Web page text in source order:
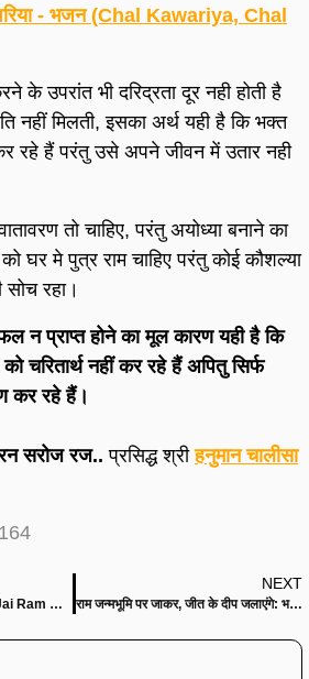
- भजन (Chal Kawariya, Chal
के उपरांत भी दरिद्रता दूर नही होती है
नहीं मिलती, इसका अर्थ यही है कि भक्त
रहे हैं परंतु उसे अपने जीवन में उतार नही
तो चाहिए, परंतु अयोध्या बनाने का
घर मे पुत्र राम चाहिए परंतु कोई कौशल्या
रहा।
न प्राप्त होने का मूल कारण यही है कि
चरितार्थ नहीं कर रहे हैं अपितु सिर्फ
कर रहे हैं।
सरोज रज.. प्रसिद्ध श्रीहनुमान चालीसा
जय राम रमा रमनं समनं – भजन (Jai Ram Rama Ramanan Samanan)
NEXT
राम जन्मभूमि पर जाकर, जीत के दीप जलाएंगे: भजन (Ram Janmabhoomi Par Jakar Jeet Ke Deep Jalayenge)